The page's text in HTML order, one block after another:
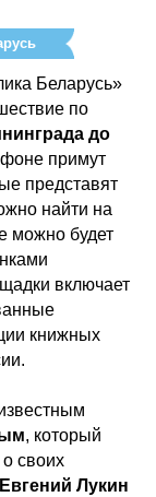
Беларусь»
по
до
примут
представят
найти на
можно будет
включает
книжных
, который
о своих
Евгений Лукин